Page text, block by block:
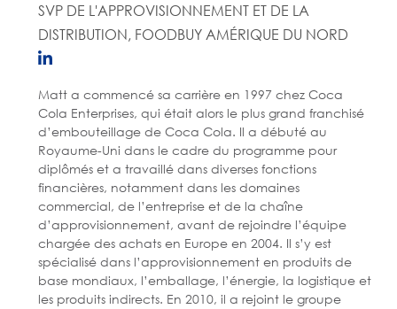
SVP DE L'APPROVISIONNEMENT ET DE LA
DISTRIBUTION, FOODBUY AMÉRIQUE DU NORD
Matt a commencé sa carrière en 1997 chez Coca
Cola Enterprises, qui était alors le plus grand franchisé
d’embouteillage de Coca Cola. Il a débuté au
Royaume-Uni dans le cadre du programme pour
diplômés et a travaillé dans diverses fonctions
financières, notamment dans les domaines
commercial, de l’entreprise et de la chaîne
d’approvisionnement, avant de rejoindre l’équipe
chargée des achats en Europe en 2004. Il s’y est
spécialisé dans l’approvisionnement en produits de
base mondiaux, l’emballage, l’énergie, la logistique et
les produits indirects. En 2010, il a rejoint le groupe